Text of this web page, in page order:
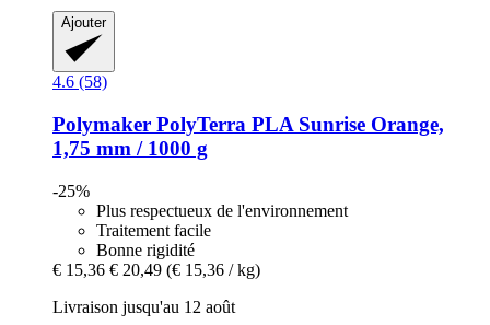
Ajouter
4.6 (58)
Polymaker PolyTerra PLA Sunrise Orange,
1,75 mm / 1000 g
-25%
Plus respectueux de l'environnement
Traitement facile
Bonne rigidité
€ 15,36 € 20,49 (€ 15,36 / kg)
Livraison jusqu'au 12 août